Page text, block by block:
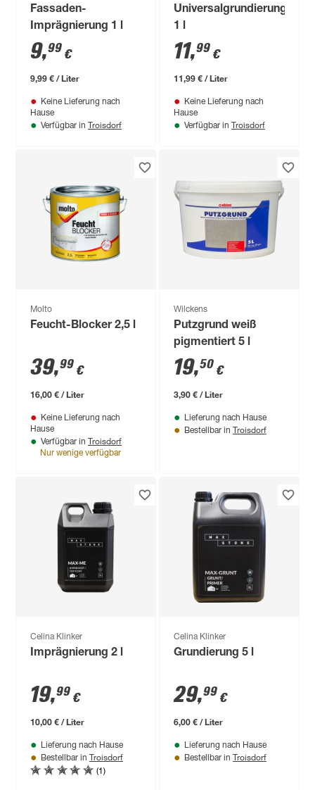
Fassaden-
Imprägnierung 1 l
9,99 €
9,99 € / Liter
Keine Lieferung nach
Hause
Verfügbar in Troisdorf
Universalgrundierung
1 l
11,99 €
11,99 € / Liter
Keine Lieferung nach
Hause
Verfügbar in Troisdorf
Molto
Feucht-Blocker 2,5 l
39,99 €
16,00 € / Liter
Keine Lieferung nach
Hause
Verfügbar in Troisdorf
Nur wenige verfügbar
Wilckens
Putzgrund weiß
pigmentiert 5 l
19,50 €
3,90 € / Liter
Lieferung nach Hause
Bestellbar in Troisdorf
Celina Klinker
Imprägnierung 2 l
19,99 €
10,00 € / Liter
Lieferung nach Hause
Bestellbar in Troisdorf
(1)
Celina Klinker
Grundierung 5 l
29,99 €
6,00 € / Liter
Lieferung nach Hause
Bestellbar in Troisdorf